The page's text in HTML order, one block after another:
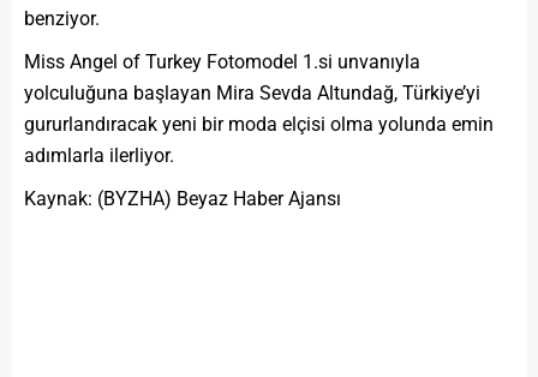
benziyor.
Miss Angel of Turkey Fotomodel 1.si unvanıyla
yolculuğuna başlayan Mira Sevda Altundağ, Türkiye’yi
gururlandıracak yeni bir moda elçisi olma yolunda emin
adımlarla ilerliyor.
Kaynak: (BYZHA) Beyaz Haber Ajansı